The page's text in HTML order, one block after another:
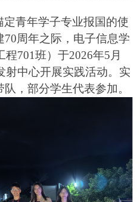
青年学子专业报国的使
70周年之际，电子信息学
程701班）于2026年5 月
射中心开展实践活动。实
，部分学生代表参加。